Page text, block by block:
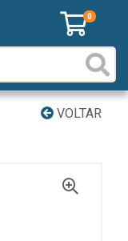
0
VOLTAR